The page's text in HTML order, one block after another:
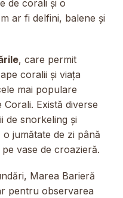
de corali și o
ar fi delfini, balene și
, care permit
coralii și viața
mai populare
Există diverse
de snorkeling și
jumătate de zi până
vase de croazieră.
Marea Barieră
pentru observarea